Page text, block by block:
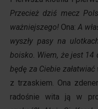
Przecież dziś mecz
ważniejszego! Ona: A
wyszły pasy na
boisko. Wiem, że jest 14
będę za Ciebie
z trzaskiem. Ona
radośnie wita ją w